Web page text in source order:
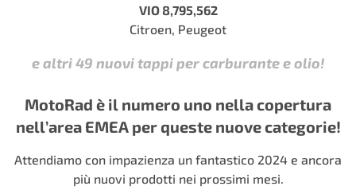
VIO 8,795,562
Citroen, Peugeot
e altri 49 nuovi tappi per carburante e olio!
MotoRad è il numero uno nella copertura
nell’area EMEA per queste nuove categorie!
Attendiamo con impazienza un fantastico 2024 e ancora
più nuovi prodotti nei prossimi mesi.